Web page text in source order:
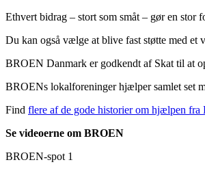
Ethvert bidrag – stort som småt – gør en
Du kan også vælge at blive fast støtte med et
BROEN Danmark er godkendt af Skat til at
BROENs lokalforeninger hjælper samlet set
Find flere af de gode historier om hjælpen fra
Se videoerne om BROEN
BROEN-spot 1